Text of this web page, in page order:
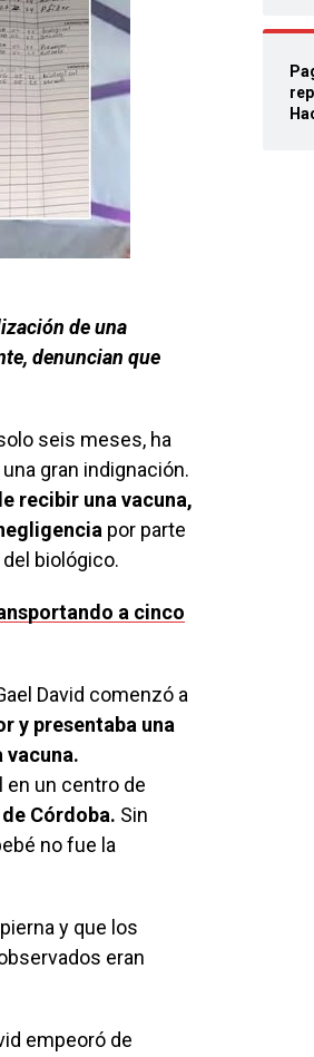
de una
denuncian que
seis meses, ha
gran indignación.
recibir una vacuna,
por parte
biológico.
a cinco
David comenzó a
y presentaba una
vacuna.
un centro de
Córdoba. Sin
no fue la
y que los
eran
empeoró de